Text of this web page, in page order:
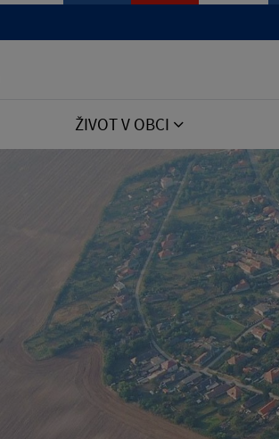
ŽIVOT V OBCI